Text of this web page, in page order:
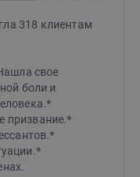
318 клиентам
свое
боли и
призвание.*